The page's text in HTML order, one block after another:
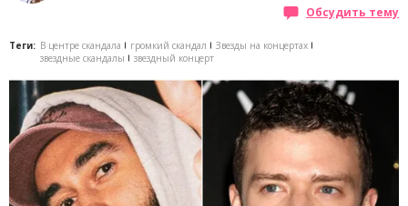
Обсудить тему
Теги: В центре скандала громкий скандал
Звезды на концертах
звездные скандалы
звездный концерт